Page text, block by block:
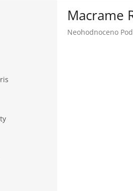
Macrame
Průměrné
Neohodnoceno